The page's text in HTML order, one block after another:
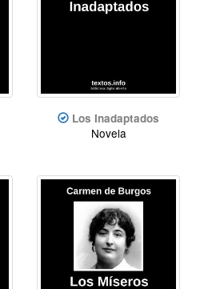
Los Inadaptados
Novela